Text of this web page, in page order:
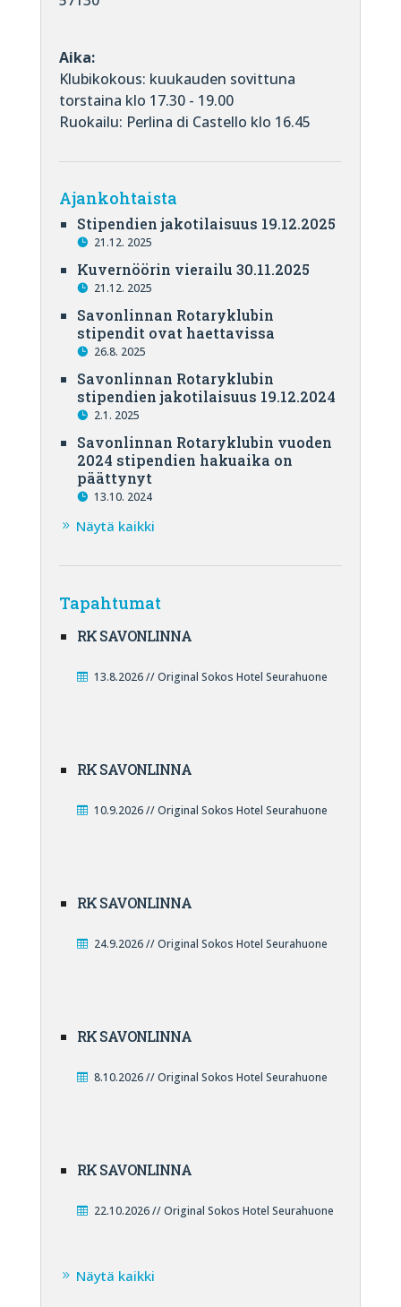
Aika:
Klubikokous: kuukauden sovittuna
torstaina klo 17.30 - 19.00
Ruokailu: Perlina di Castello klo 16.45
Ajankohtaista
Stipendien jakotilaisuus 19.12.2025
21.12. 2025
Kuvernöörin vierailu 30.11.2025
21.12. 2025
Savonlinnan Rotaryklubin
stipendit ovat haettavissa
26.8. 2025
Savonlinnan Rotaryklubin
stipendien jakotilaisuus 19.12.2024
2.1. 2025
Savonlinnan Rotaryklubin vuoden
2024 stipendien hakuaika on
päättynyt
13.10. 2024
Näytä kaikki
Tapahtumat
RK SAVONLINNA
13.8.2026 // Original Sokos Hotel Seurahuone
RK SAVONLINNA
10.9.2026 // Original Sokos Hotel Seurahuone
RK SAVONLINNA
24.9.2026 // Original Sokos Hotel Seurahuone
RK SAVONLINNA
8.10.2026 // Original Sokos Hotel Seurahuone
RK SAVONLINNA
22.10.2026 // Original Sokos Hotel Seurahuone
Näytä kaikki